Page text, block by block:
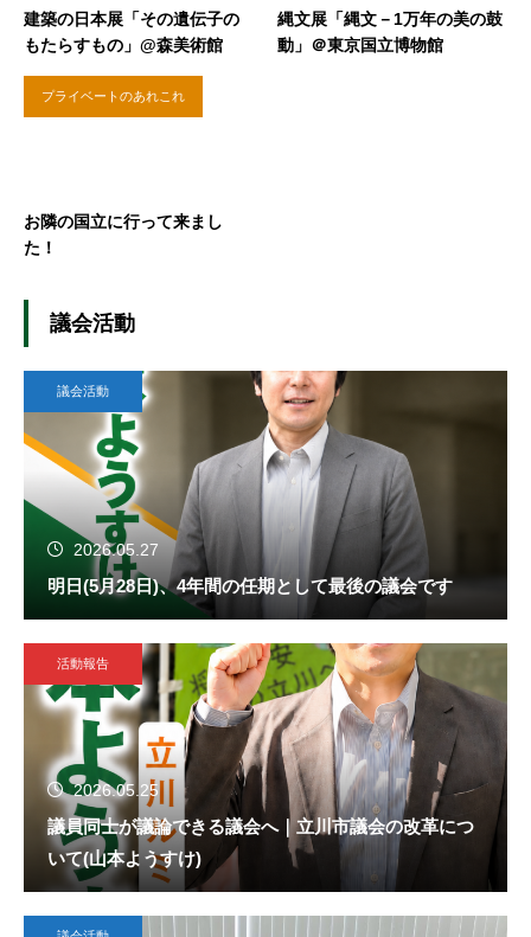
建築の日本展「その遺伝子の
もたらすもの」@森美術館
縄文展「縄文－1万年の美の鼓
動」＠東京国立博物館
プライベートのあれこれ
お隣の国立に行って来まし
た！
議会活動
議会活動
2026.05.27
明日(5月28日)、4年間の任期として最後の議会です
活動報告
2026.05.25
議員同士が議論できる議会へ｜立川市議会の改革につ
いて(山本ようすけ)